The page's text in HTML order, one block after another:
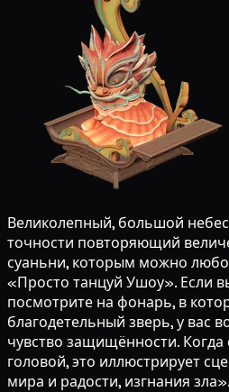
Великолепный, большой
точности повторяющий
суаньни, которым можно
«Просто танцуй Ушоу». Если
посмотрите на фонарь, в
благодетельный зверь, у вас
чувство защищённости. Когда
головой, это иллюстрирует
мира и радости, изгнания